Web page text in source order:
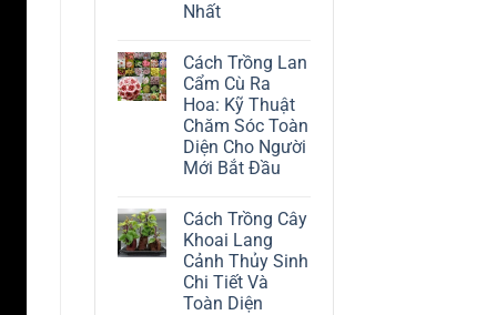
Tinh
Lan
Hướng
Dẫn
Chi
Tiết
Trồng
Và
Chăm
Sóc
A-
Nhất
bình
luận
ở
Toàn
Bộ
Cách
Trồng
Nho
Ngón
Sắc
Và
Sai
Trái
Nhất
Cách Trồng Lan
Cẩm Cù Ra
Hoa: Kỹ Thuật
Chăm Sóc Toàn
Diện Cho Người
Mới Bắt Đầu
bình
luận
ở
Cách
Trồng
Lan
Cẩm
Cách Trồng Cây
Khoai Lang
Cảnh Thủy Sinh
Chi Tiết Và
Toàn Diện